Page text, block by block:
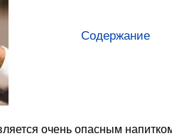
Содержание
очень опасным